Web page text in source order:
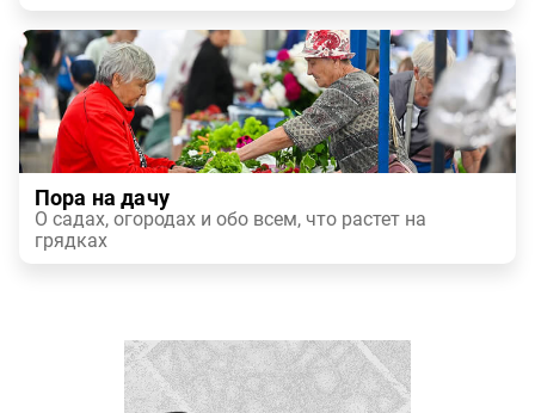
Пора на дачу
О садах, огородах и обо всем, что растет на
грядках